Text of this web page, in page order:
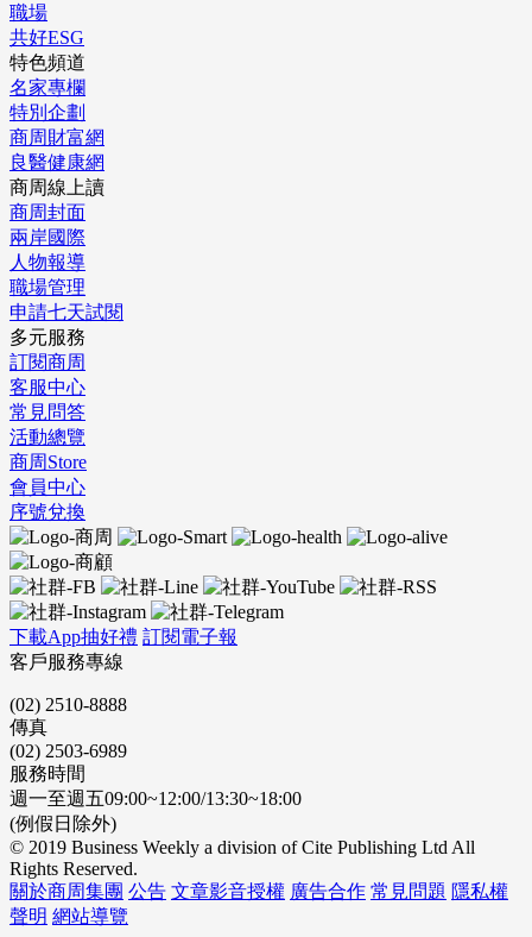
職場
共好ESG
特色頻道
名家專欄
特別企劃
商周財富網
良醫健康網
商周線上讀
商周封面
兩岸國際
人物報導
職場管理
申請七天試閱
多元服務
訂閱商周
客服中心
常見問答
活動總覽
商周Store
會員中心
序號兌換
下載App抽好禮 訂閱電子報
客戶服務專線
(02) 2510-8888
傳真
(02) 2503-6989
服務時間
週一至週五09:00~12:00/13:30~18:00
(例假日除外)
© 2019 Business Weekly a division of Cite Publishing Ltd All
Rights Reserved.
關於商周集團 公告 文章影音授權 廣告合作 常見問題 隱私權
聲明 網站導覽